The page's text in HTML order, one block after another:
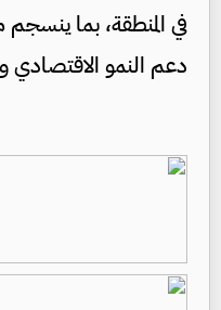
في المنطقة، بما
دعم النمو الاقتصادي